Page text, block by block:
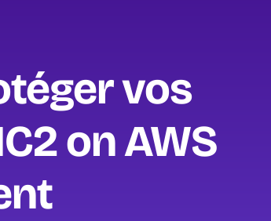
vos
on AWS